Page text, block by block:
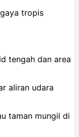
tropis
tengah dan area
aliran udara
taman mungil di